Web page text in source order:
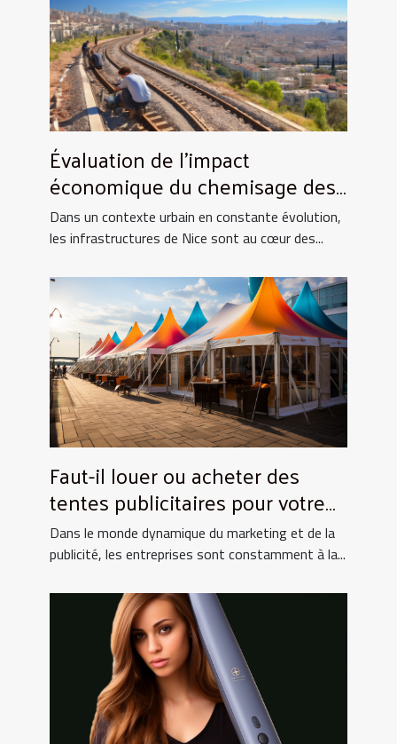
Évaluation de l'impact
économique du chemisage des
canalisations sur les
infrastructures urbaines à Nice
Dans un contexte urbain en constante évolution,
les infrastructures de Nice sont au cœur des...
Faut-il louer ou acheter des
tentes publicitaires pour votre
entreprise ?
Dans le monde dynamique du marketing et de la
publicité, les entreprises sont constamment à la...